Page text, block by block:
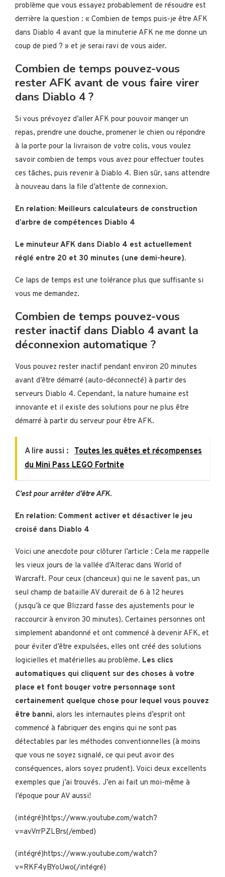
problème que vous essayez probablement de résoudre est
derrière la question : « Combien de temps puis-je être AFK
dans Diablo 4 avant que la minuterie AFK ne me donne un
coup de pied ? » et je serai ravi de vous aider.
Combien de temps pouvez-vous
rester AFK avant de vous faire virer
dans Diablo 4 ?
Si vous prévoyez d’aller AFK pour pouvoir manger un
repas, prendre une douche, promener le chien ou répondre
à la porte pour la livraison de votre colis, vous voulez
savoir combien de temps vous avez pour effectuer toutes
ces tâches, puis revenir à Diablo 4. Bien sûr, sans attendre
à nouveau dans la file d’attente de connexion.
En relation: Meilleurs calculateurs de construction
d’arbre de compétences Diablo 4
Le minuteur AFK dans Diablo 4 est actuellement
réglé entre 20 et 30 minutes (une demi-heure).
Ce laps de temps est une tolérance plus que suffisante si
vous me demandez.
Combien de temps pouvez-vous
rester inactif dans Diablo 4 avant la
déconnexion automatique ?
Vous pouvez rester inactif pendant environ 20 minutes
avant d’être démarré (auto-déconnecté) à partir des
serveurs Diablo 4. Cependant, la nature humaine est
innovante et il existe des solutions pour ne plus être
démarré à partir du serveur pour être AFK.
A lire aussi :
Toutes les quêtes et récompenses
du Mini Pass LEGO Fortnite
C’est pour arrêter d’être AFK.
En relation: Comment activer et désactiver le jeu
croisé dans Diablo 4
Voici une anecdote pour clôturer l’article : Cela me rappelle
les vieux jours de la vallée d’Alterac dans World of
Warcraft. Pour ceux (chanceux) qui ne le savent pas, un
seul champ de bataille AV durerait de 6 à 12 heures
(jusqu’à ce que Blizzard fasse des ajustements pour le
raccourcir à environ 30 minutes). Certaines personnes ont
simplement abandonné et ont commencé à devenir AFK, et
pour éviter d’être expulsées, elles ont créé des solutions
logicielles et matérielles au problème. Les clics
automatiques qui cliquent sur des choses à votre
place et font bouger votre personnage sont
certainement quelque chose pour lequel vous pouvez
être banni, alors les internautes pleins d’esprit ont
commencé à fabriquer des engins qui ne sont pas
détectables par les méthodes conventionnelles (à moins
que vous ne soyez signalé, ce qui peut avoir des
conséquences, alors soyez prudent). Voici deux excellents
exemples que j’ai trouvés. J’en ai fait un moi-même à
l’époque pour AV aussi!
(intégré)https://www.youtube.com/watch?
v=avVrrPZLBrs(/embed)
(intégré)https://www.youtube.com/watch?
v=RKF4yBYoUwo(/intégré)